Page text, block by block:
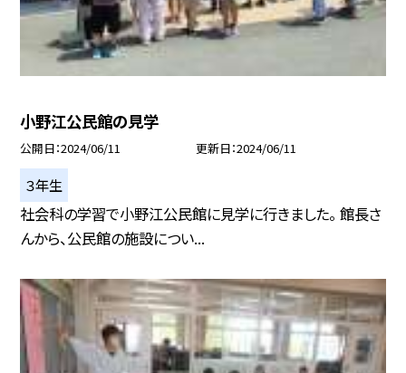
小野江公民館の見学
公開日 2024/06/11 更新日 2024/06/11
３年生
社会科の学習で小野江公民館に見学に行きました。 館長さ
んから、公民館の施設につい...